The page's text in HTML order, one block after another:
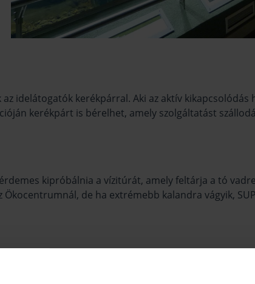
idelátogatók kerékpárral. Aki az aktív
kerékpárt is bérelhet, amely szolgáltatást
kipróbálnia a vízitúrát, amely feltárja a tó
de ha extrémebb kalandra vágyik,
lubickolás a tó vizében. A Tisza-tó körül
vagy párok is számos vízi programlehetőséget